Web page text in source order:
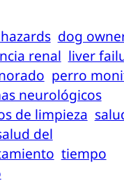
dog
renal liver
perro
neurológicos
de limpieza
del
tiempo